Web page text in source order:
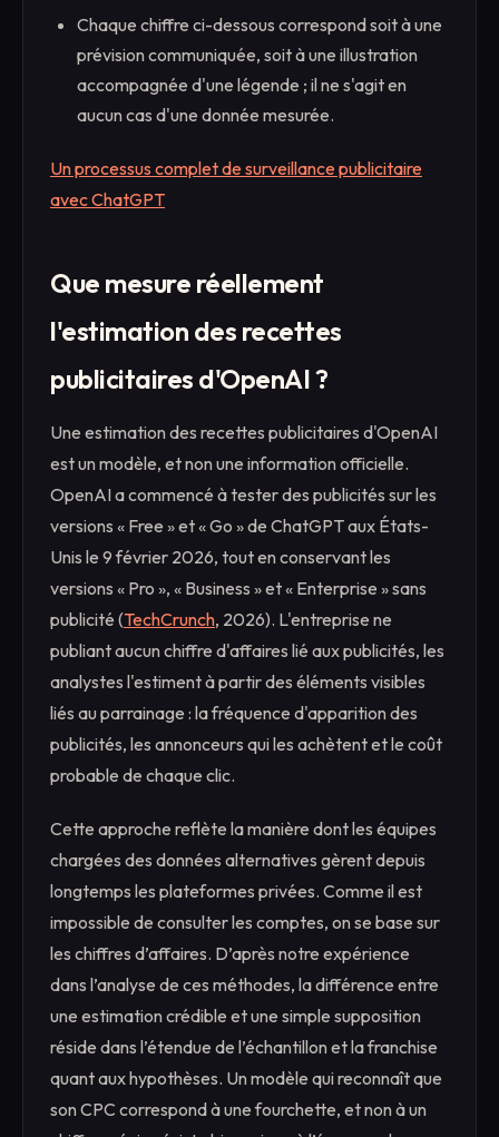
Chaque chiffre ci-dessous correspond soit à une
prévision communiquée, soit à une illustration
accompagnée d'une légende ; il ne s'agit en
aucun cas d'une donnée mesurée.
Un processus complet de surveillance publicitaire
avec ChatGPT
Que mesure réellement
l'estimation des recettes
publicitaires d'OpenAI ?
Une estimation des recettes publicitaires d'OpenAI
est un modèle, et non une information officielle.
OpenAI a commencé à tester des publicités sur les
versions « Free » et « Go » de ChatGPT aux États-
Unis le 9 février 2026, tout en conservant les
versions « Pro », « Business » et « Enterprise » sans
publicité (TechCrunch, 2026). L'entreprise ne
publiant aucun chiffre d'affaires lié aux publicités, les
analystes l'estiment à partir des éléments visibles
liés au parrainage : la fréquence d'apparition des
publicités, les annonceurs qui les achètent et le coût
probable de chaque clic.
Cette approche reflète la manière dont les équipes
chargées des données alternatives gèrent depuis
longtemps les plateformes privées. Comme il est
impossible de consulter les comptes, on se base sur
les chiffres d’affaires. D’après notre expérience
dans l’analyse de ces méthodes, la différence entre
une estimation crédible et une simple supposition
réside dans l’étendue de l’échantillon et la franchise
quant aux hypothèses. Un modèle qui reconnaît que
son CPC correspond à une fourchette, et non à un